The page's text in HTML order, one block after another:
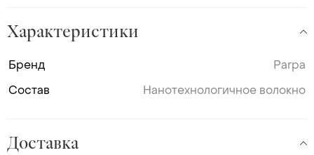
Характеристики
Бренд Parpa
Состав Нанотехнологичное волокно
Доставка